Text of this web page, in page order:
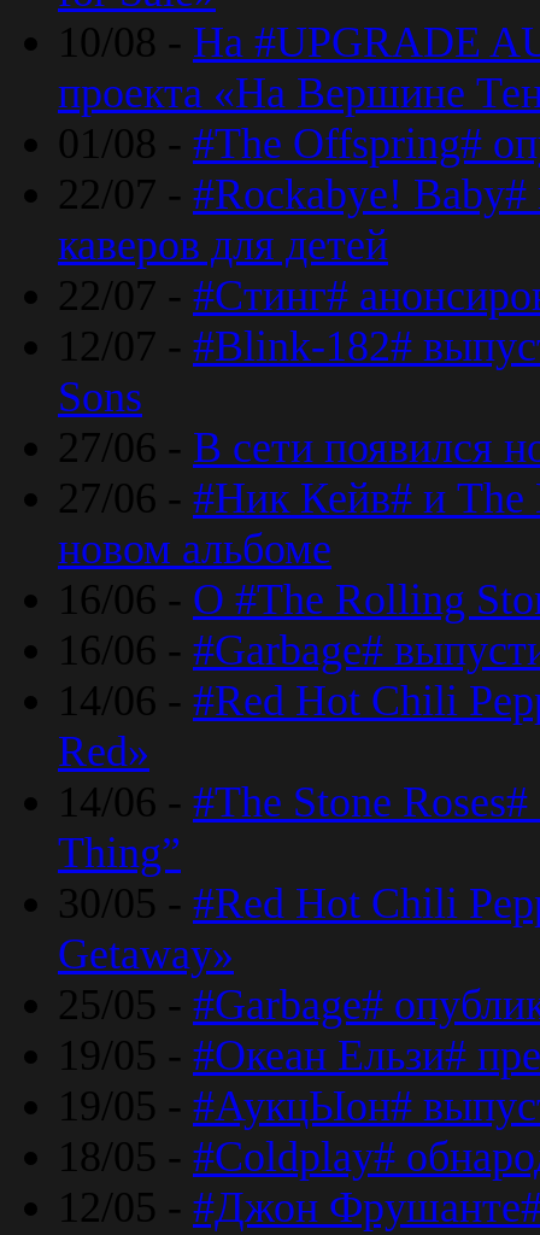
10/08 - На #UPGRADE
проекта «На Вершине
01/08 - #The Offspring#
22/07 - #Rockabye!
каверов для детей
22/07 - #Стинг#
12/07 - #Blink-182#
Sons
27/06 - В сети появился
27/06 - #Ник Кейв# и The
новом альбоме
16/06 - О #The Rolling
16/06 - #Garbage#
14/06 - #Red Hot Chili
Red»
14/06 - #The Stone
Thing”
30/05 - #Red Hot Chili
Getaway»
25/05 - #Garbage#
19/05 - #Океан Ельзи#
19/05 - #АукцЫон#
18/05 - #Coldplay#
12/05 - #Джон